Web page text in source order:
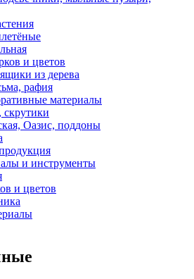
и цветов
из дерева
рафия
материалы
Оазис, поддоны
и инструменты
и цветов